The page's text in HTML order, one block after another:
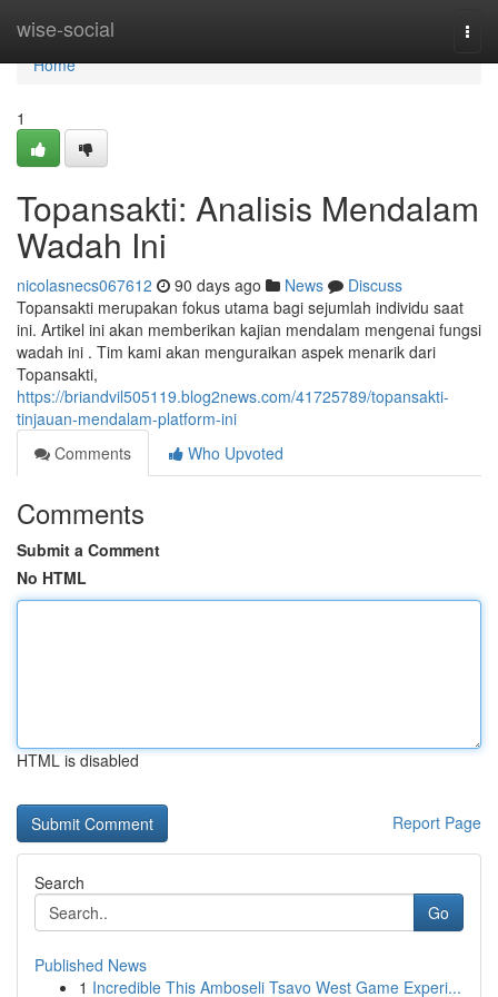
wise-social
Home
Home
1
Topansakti: Analisis Mendalam
Wadah Ini
nicolasnecs067612 90 days ago News
Discuss
Topansakti merupakan fokus utama bagi sejumlah individu saat
ini. Artikel ini akan memberikan kajian mendalam mengenai fungsi
wadah ini . Tim kami akan menguraikan aspek menarik dari
Topansakti,
https://briandvil505119.blog2news.com/41725789/topansakti-
tinjauan-mendalam-platform-ini
Comments
Who Upvoted
Comments
Submit a Comment
No HTML
HTML is disabled
Report Page
Search
Go
Published News
1 Incredible This Amboseli Tsavo West Game Experi...